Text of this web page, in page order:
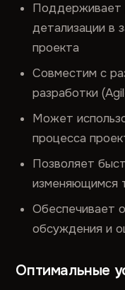
Поддерживает
детализации в
проекта
Совместим с
разработки
Может
процесса
Позволяет
изменяющимся
Обеспечивает
обсуждения и
Оптимальные